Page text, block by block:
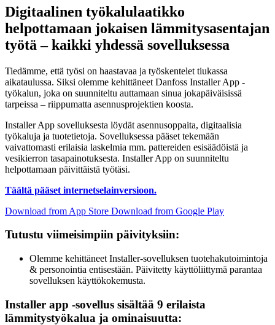
Digitaalinen työkalulaatikko
helpottamaan jokaisen lämmitysasentajan
työtä – kaikki yhdessä sovelluksessa
Tiedämme, että työsi on haastavaa ja työskentelet tiukassa
aikataulussa. Siksi olemme kehittäneet Danfoss Installer App -
työkalun, joka on suunniteltu auttamaan sinua jokapäiväisissä
tarpeissa – riippumatta asennusprojektien koosta.
Installer App sovelluksesta löydät asennusoppaita, digitaalisia
työkaluja ja tuotetietoja. Sovelluksessa pääset tekemään
vaivattomasti erilaisia laskelmia mm. pattereiden esisäädöistä ja
vesikierron tasapainotuksesta. Installer App on suunniteltu
helpottamaan päivittäistä työtäsi.
Täältä pääset internetselainversioon.
Download from App Store Download from Google Play
Tutustu viimeisimpiin päivityksiin:
Olemme kehittäneet Installer-sovelluksen tuotehakutoimintoja
& personointia entisestään. Päivitetty käyttöliittymä parantaa
sovelluksen käyttökokemusta.
Installer app -sovellus sisältää 9 erilaista
lämmitystyökalua ja ominaisuutta: